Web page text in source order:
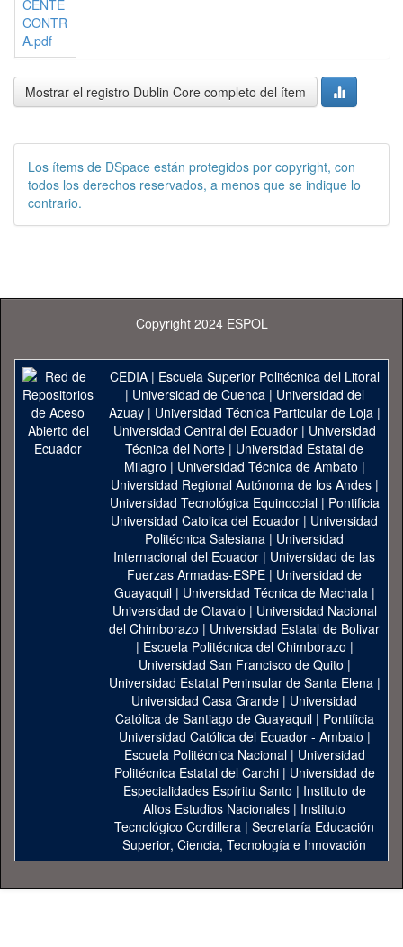
CENTE
CONTR
A.pdf
Mostrar el registro Dublin Core completo del ítem
Los ítems de DSpace están protegidos por copyright, con
todos los derechos reservados, a menos que se indique lo
contrario.
Copyright 2024 ESPOL
CEDIA| Escuela Superior Politécnica del Litoral
| Universidad de Cuenca| Universidad del
Azuay| Universidad Técnica Particular de Loja|
Universidad Central del Ecuador| Universidad
Técnica del Norte | Universidad Estatal de
Milagro | Universidad Técnica de Ambato |
Universidad Regional Autónoma de los Andes|
Universidad Tecnológica Equinoccial| Pontificia
Universidad Catolica del Ecuador | Universidad
Politécnica Salesiana | Universidad
Internacional del Ecuador | Universidad de las
Fuerzas Armadas-ESPE | Universidad de
Guayaquil| Universidad Técnica de Machala|
Universidad de Otavalo | Universidad Nacional
del Chimborazo | Universidad Estatal de Bolivar
| Escuela Politécnica del Chimborazo |
Universidad San Francisco de Quito |
Universidad Estatal Peninsular de Santa Elena|
Universidad Casa Grande | Universidad
Católica de Santiago de Guayaquil| Pontificia
Universidad Católica del Ecuador - Ambato |
Escuela Politécnica Nacional| Universidad
Politécnica Estatal del Carchi| Universidad de
Especialidades Espíritu Santo | Instituto de
Altos Estudios Nacionales | Instituto
Tecnológico Cordillera | Secretaría Educación
Superior, Ciencia, Tecnología e Innovación